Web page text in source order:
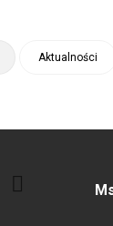
Aktualności